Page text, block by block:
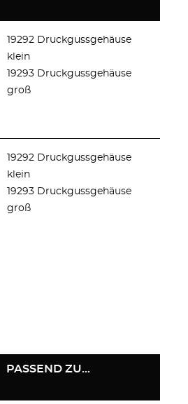
19292 Druckgussgehäuse
klein
19293 Druckgussgehäuse
groß
19292 Druckgussgehäuse
klein
19293 Druckgussgehäuse
groß
PASSEND ZU...